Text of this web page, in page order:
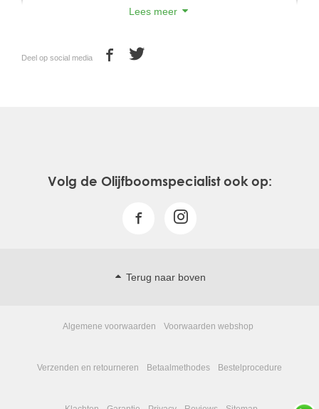
U betaalt normaal voor deze combinatie (boom +
plantenbak + grondstoffen):
Aanbieding € 1249,- incl. btw
Lees meer
Deel op social media
Volg de Olijfboomspecialist ook op:
Terug naar boven
Algemene voorwaarden Voorwaarden webshop
Verzenden en retourneren Betaalmethodes Bestelprocedure